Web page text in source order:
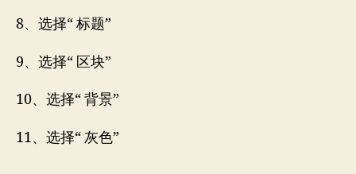
8、选择“ 标题”
9、选择“ 区块”
10、选择“ 背景”
11、选择“ 灰色”